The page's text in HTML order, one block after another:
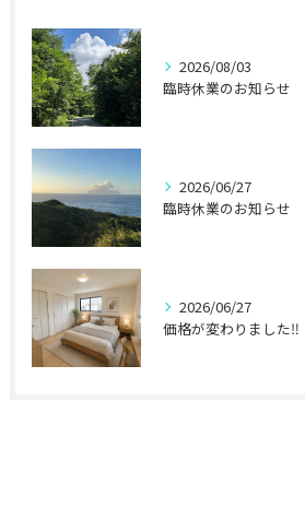
2026/08/03
臨時休業のお知らせ
2026/06/27
臨時休業のお知らせ
2026/06/27
価格が変わりました‼